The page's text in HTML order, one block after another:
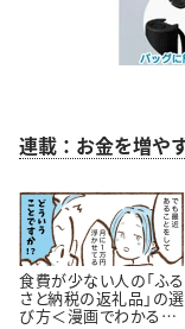
連載：お金を増や
食費が少ない人の「ふる
さと納税の返礼品」の選
び方＜漫画でわかるお